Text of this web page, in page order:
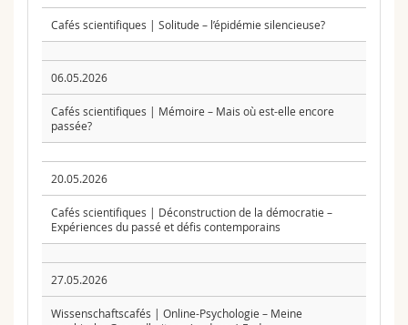
Cafés scientifiques | Solitude – l’épidémie silencieuse?
06.05.2026
Cafés scientifiques | Mémoire – Mais où est-elle encore
passée?
20.05.2026
Cafés scientifiques | Déconstruction de la démocratie –
Expériences du passé et défis contemporains
27.05.2026
Wissenschaftscafés | Online-Psychologie – Meine